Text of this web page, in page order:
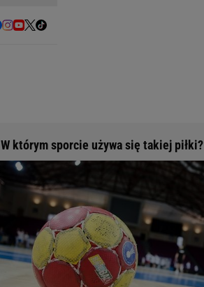
W którym sporcie używa się takiej piłki?